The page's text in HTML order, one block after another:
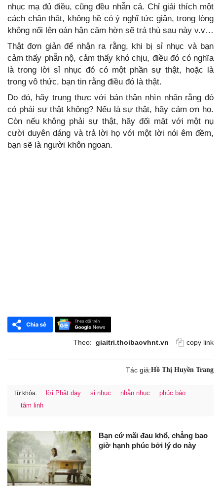
nhục mạ đủ điều, cũng đều nhẫn cả. Chỉ giải thích một
cách chân thật, không hề có ý nghĩ tức giận, trong lòng
không nổi lên oán hận căm hờn sẽ trả thù sau này v.v…
Thật đơn giản để nhận ra rằng, khi bị sỉ nhục và bạn
cảm thấy phẫn nộ, cảm thấy khó chịu, điều đó có nghĩa
là trong lời sỉ nhục đó có một phần sự thật, hoặc là
trong vô thức, bạn tin rằng điều đó là thật.
Do đó, hãy trung thực với bản thân nhìn nhận rằng đó
có phải sự thật không? Nếu là sự thật, hãy cảm ơn họ.
Còn nếu không phải sự thật, hãy đối mặt với một nụ
cười duyên dáng và trả lời họ với một lời nói êm đềm,
bạn sẽ là người khôn ngoan.
Theo: giaitri.thoibaovhnt.vn copy link
Tác giả:Hồ Thị Huyền Trang
Từ khóa: lời Phật dạy sỉ nhục nhẫn nhục
phúc báo
tâm linh
Bạn cứ mãi đau khổ, chẳng bao
giờ hạnh phúc bởi lý do này